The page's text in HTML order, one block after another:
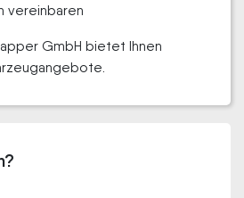
vereinbaren
GmbH bietet Ihnen